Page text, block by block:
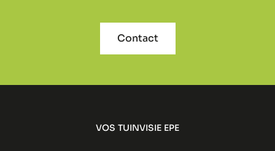
Contact
VOS TUINVISIE EPE